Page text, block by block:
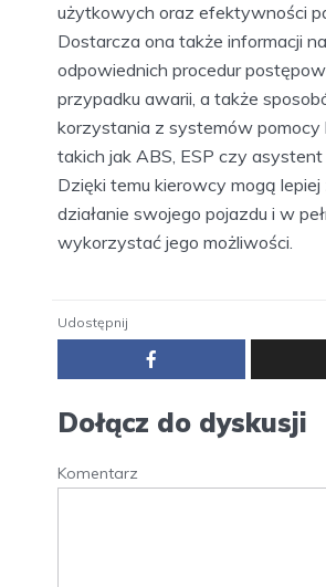
użytkowych oraz efektywności
Dostarcza ona także informacji
odpowiednich procedur
przypadku awarii, a także
korzystania z systemów pomocy
takich jak ABS, ESP czy
Dzięki temu kierowcy mogą lepiej
działanie swojego pojazdu i w
wykorzystać jego możliwości.
Udostępnij
Dołącz do dyskusji
Komentarz